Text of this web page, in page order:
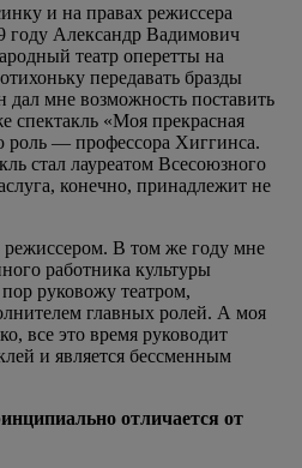
и на правах режиссера
году Александр Вадимович
театр оперетты на
передавать бразды
мне возможность поставить
спектакль «Моя прекрасная
роль — профессора Хиггинса.
стал лауреатом Всесоюзного
конечно, принадлежит не
режиссером. В том же году мне
работника культуры
руковожу театром,
главных ролей. А моя
все это время руководит
и является бессменным
отличается от